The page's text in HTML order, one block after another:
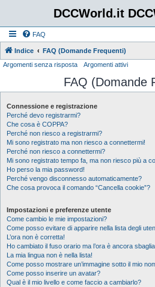
DCCWorld.it
FAQ
Indice FAQ (Domande Frequenti)
Argomenti senza risposta Argomenti attivi
FAQ (Domande
Connessione e registrazione
Perché devo registrarmi?
Che cosa è COPPA?
Perché non riesco a registrarmi?
Mi sono registrato ma non riesco a connettermi!
Perché non riesco a connettermi?
Mi sono registrato tempo fa, ma non riesco più a
Ho perso la mia password!
Perché vengo disconnesso automaticamente?
Che cosa provoca il comando “Cancella cookie”?
Impostazioni e preferenze utente
Come cambio le mie impostazioni?
Come posso evitare di apparire nella lista degli
L’ora non è corretta!
Ho cambiato il fuso orario ma l’ora è ancora
La mia lingua non è nella lista!
Come posso mostrare un’immagine sotto il mio
Come posso inserire un avatar?
Qual è il mio livello e come faccio a cambiarlo?